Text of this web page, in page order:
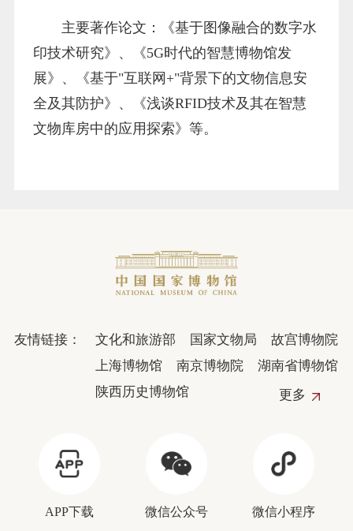
主要著作论文：《基于图像融合的数字水
印技术研究》、《5G时代的智慧博物馆发
展》、《基于"互联网+"背景下的文物信息安
全及其防护》、《浅谈RFID技术及其在智慧
文物库房中的应用探索》等。
友情链接： 文化和旅游部 国家文物局
故宫博物院
上海博物馆
南京博物院
湖南省博物馆
陕西历史博物馆
更多
APP下载 微信公众号 微信小程序